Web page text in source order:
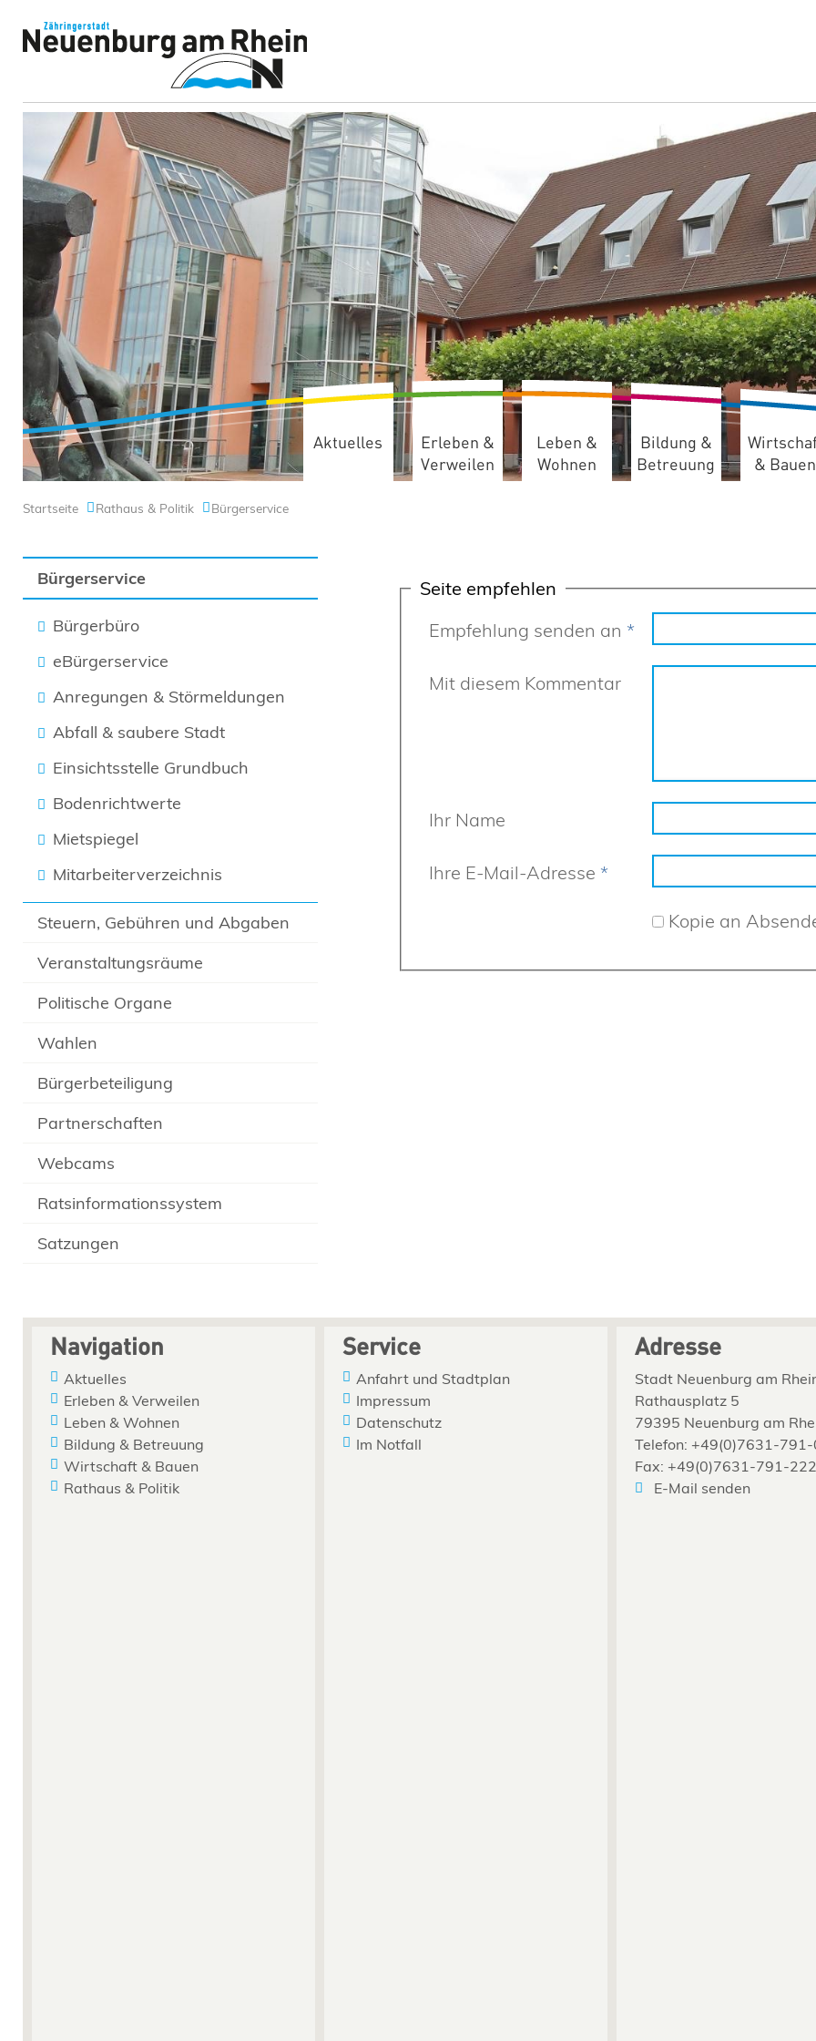
Aktuelles
Erleben &
Verweilen
Leben &
Wohnen
Bildung &
Betreuung
& Bauen
Startseite Rathaus & Politik Bürgerservice
Bürgerservice
Bürgerbüro
eBürgerservice
Anregungen & Störmeldungen
Abfall & saubere Stadt
Einsichtsstelle Grundbuch
Bodenrichtwerte
Mietspiegel
Mitarbeiterverzeichnis
Steuern, Gebühren und Abgaben
Veranstaltungsräume
Politische Organe
Wahlen
Bürgerbeteiligung
Partnerschaften
Webcams
Ratsinformationssystem
Satzungen
Seite empfehlen
Empfehlung senden an *
Mit diesem Kommentar
Ihr Name
Ihre E-Mail-Adresse *
Kopie an
Navigation
Aktuelles
Erleben & Verweilen
Leben & Wohnen
Bildung & Betreuung
Wirtschaft & Bauen
Rathaus & Politik
Service
Anfahrt und Stadtplan
Impressum
Datenschutz
Im Notfall
Adresse
Stadt Neuenburg am
Rathausplatz 5
79395 Neuenburg am
Telefon: +49(0)7631-
Fax: +49(0)7631-791-222
E-Mail senden